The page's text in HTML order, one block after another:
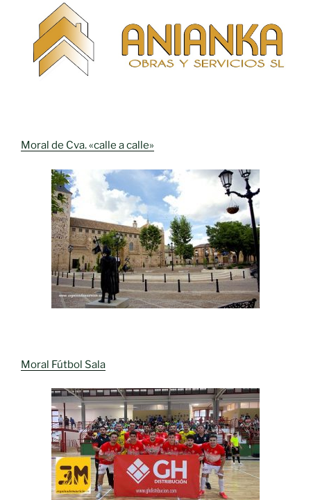
Moral de Cva. «calle a calle»
Moral Fútbol Sala